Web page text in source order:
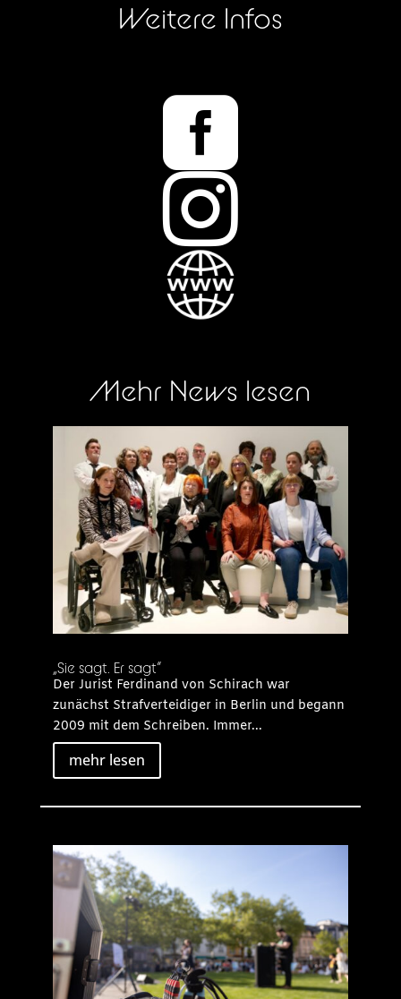
Weitere Infos


Mehr News lesen
„Sie sagt. Er sagt“
Der Jurist Ferdinand von Schirach war
zunächst Strafverteidiger in Berlin und begann
2009 mit dem Schreiben. Immer...
mehr lesen